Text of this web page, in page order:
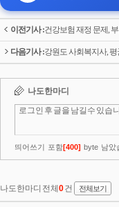
이전기사 :건강보험 재정 문제,
다음기사 :강원도 사회복지사, 평